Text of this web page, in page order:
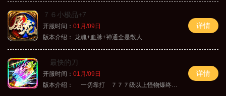
７６小极品+7
开服时间： 01月/09日
版本介绍： 龙魂+血脉+神通全是散人
详情
最快的刀
开服时间： 01月/09日
版本介绍：
一切靠打 ７７７级以上怪物爆终极
详情